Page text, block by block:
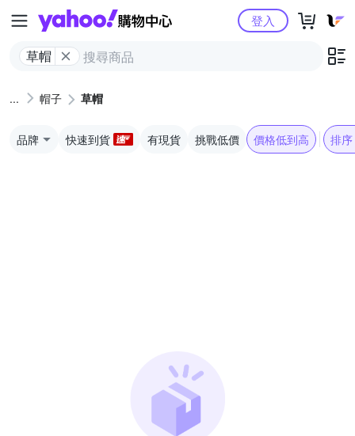
Yahoo購物中心
草帽
登入
帽子 草帽
品牌 快速到貨 有現貨 挑戰低價 價格低到高 排序